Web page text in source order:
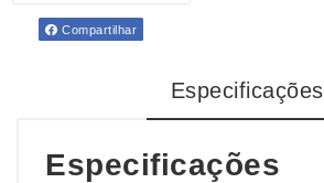
Compartilhar
Especificações
Especificações